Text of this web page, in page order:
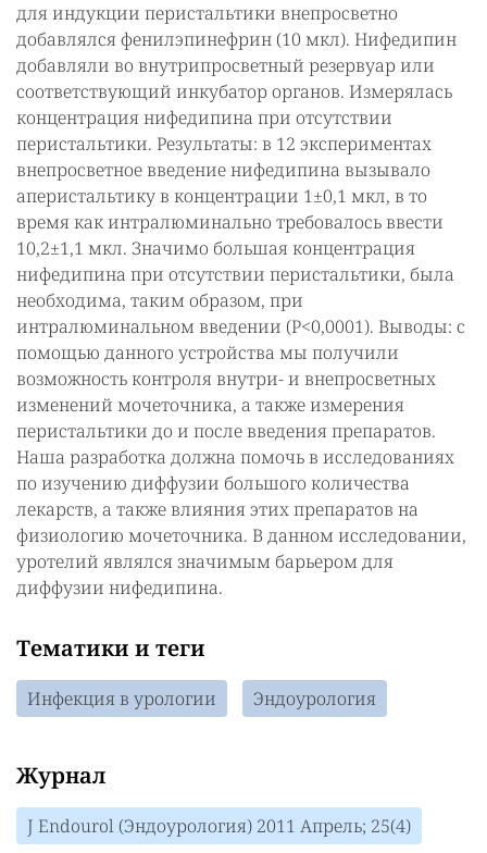
для индукции перистальтики внепросветно
добавлялся фенилэпинефрин (10 мкл). Нифедипин
добавляли во внутрипросветный резервуар или
соответствующий инкубатор органов. Измерялась
концентрация нифедипина при отсутствии
перистальтики. Результаты: в 12 экспериментах
внепросветное введение нифедипина вызывало
аперистальтику в концентрации 1±0,1 мкл, в то
время как интралюминально требовалось ввести
10,2±1,1 мкл. Значимо большая концентрация
нифедипина при отсутствии перистальтики, была
необходима, таким образом, при
интралюминальном введении (P<0,0001). Выводы: с
помощью данного устройства мы получили
возможность контроля внутри- и внепросветных
изменений мочеточника, а также измерения
перистальтики до и после введения препаратов.
Наша разработка должна помочь в исследованиях
по изучению диффузии большого количества
лекарств, а также влияния этих препаратов на
физиологию мочеточника. В данном исследовании,
уротелий являлся значимым барьером для
диффузии нифедипина.
Тематики и теги
Инфекция в урологии Эндоурология
Журнал
J Endourol (Эндоурология) 2011 Апрель; 25(4)